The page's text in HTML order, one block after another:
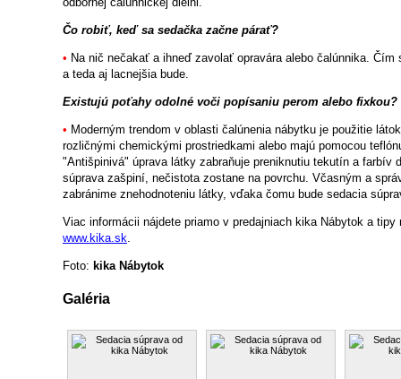
Čo robiť, keď sa sedačka začne párať?
• Na nič nečakať a ihneď zavolať opravára alebo čalúnnika.
a teda aj lacnejšia bude.
Existujú poťahy odolné voči popísaniu perom alebo fixkou?
• Moderným trendom v oblasti čalúnenia nábytku je použitie
rozličnými chemickými prostriedkami alebo majú pomocou
"Antišpinivá" úprava látky zabraňuje preniknutiu tekutín a farbív
súprava zašpiní, nečistota zostane na povrchu. Včasným a
zabránime znehodnoteniu látky, vďaka čomu bude sedacia
Viac informácii nájdete priamo v predajniach kika Nábytok a
www.kika.sk
Foto: kika Nábytok
Galéria